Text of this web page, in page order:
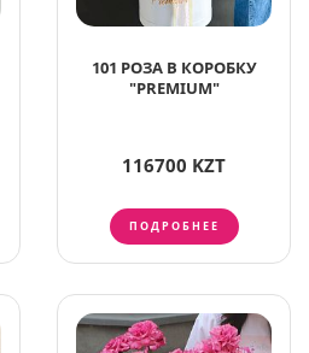
101 РОЗА В КОРОБКУ
"PREMIUM"
116700 KZT
ПОДРОБНЕЕ